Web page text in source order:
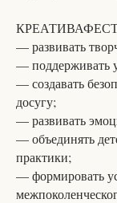
КРЕАТИВАФЕСТ
— развивать
— поддерживать
— создавать
досугу;
— развивать
— объединять
практики;
— формировать